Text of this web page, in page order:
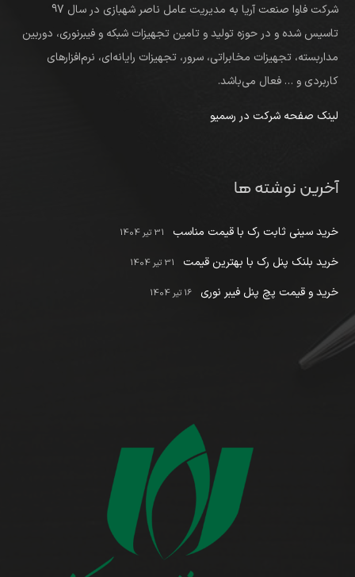
شرکت فاوا صنعت آریا به مدیریت عامل ناصر شهبازی در سال 97
تاسیس شده و در حوزه تولید و تامین تجهیزات شبکه و فیبرنوری، دوربین
مداربسته، تجهیزات مخابراتی، سرور، تجهیزات رایانه‌ای، نرم‌افزارهای
کاربردی و … فعال می‌باشد.
لینک صفحه شرکت در رسمیو
آخرین نوشته ها
خرید سینی ثابت رک با قیمت مناسب 31 تیر 1404
خرید بلنک پنل رک با بهترین قیمت 31 تیر 1404
خرید و قیمت پچ پنل فیبر نوری 16 تیر 1404